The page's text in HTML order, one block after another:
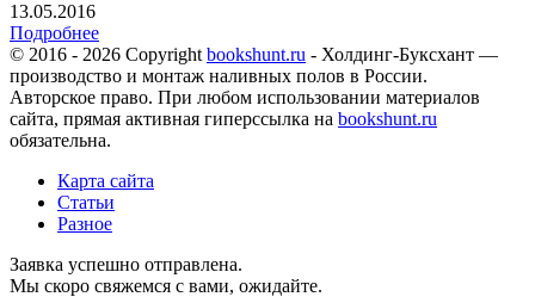
13.05.2016
Подробнее
© 2016 - 2026 Copyright bookshunt.ru - Холдинг-Буксхант —
производство и монтаж наливных полов в России.
Авторское право. При любом использовании материалов
сайта, прямая активная гиперссылка на bookshunt.ru
обязательна.
Карта сайта
Статьи
Разное
Заявка успешно отправлена.
Мы скоро свяжемся с вами, ожидайте.